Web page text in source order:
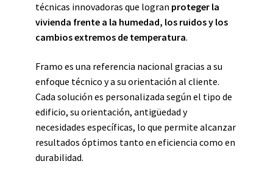
técnicas innovadoras que logran proteger la
vivienda frente a la humedad, los ruidos y los
cambios extremos de temperatura.
Framo es una referencia nacional gracias a su
enfoque técnico y a su orientación al cliente.
Cada solución es personalizada según el tipo de
edificio, su orientación, antigüedad y
necesidades específicas, lo que permite alcanzar
resultados óptimos tanto en eficiencia como en
durabilidad.